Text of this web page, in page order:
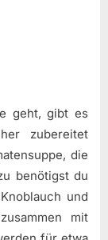
geht, gibt es
zubereitet
die
benötigst du
und
mit